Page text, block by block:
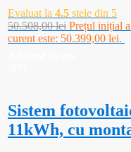
Evaluat la 4.5 stele din 5
50.508,00lei Prețul inițial
curent este: 50.399,00 lei.
Sistem
11kWh, cu